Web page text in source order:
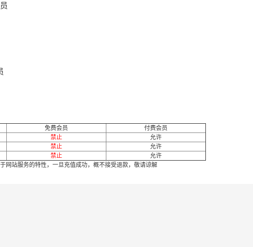
免费会员
付费会员
禁止
允许
禁止
允许
禁止
允许
网站服务的特性，一旦充值成功，概不接受退款，敬请谅解